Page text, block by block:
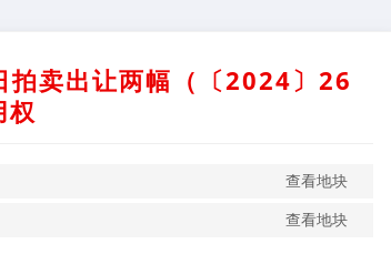
拍卖出让两幅（〔2024〕26
权
查看地块
查看地块